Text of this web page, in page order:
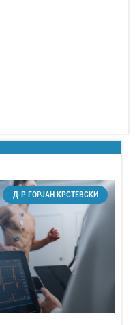
Д-Р ГОРЈАН КРСТЕВСКИ